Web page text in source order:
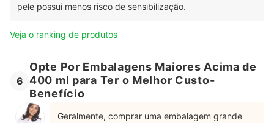
pele possui menos risco de sensibilização.
Veja o ranking de produtos
6
Opte Por Embalagens Maiores Acima de
400 ml para Ter o Melhor Custo-
Benefício
Geralmente, comprar uma embalagem grande